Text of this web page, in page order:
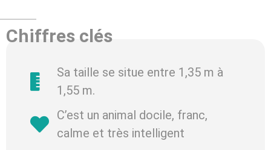
Chiffres clés
Sa taille se situe entre 1,35 m à
1,55 m.
C’est un animal docile, franc,
calme et très intelligent